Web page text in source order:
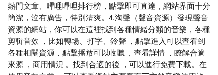
熱門文章、嗶哩嗶哩排行榜，點擊即可直達，網站界面十分
簡潔，沒有廣告，特別清爽。4.淘聲（聲音資源）發現聲音
資源的網站，你可以在這裡找到各種情緒分類的音樂，各種
剪輯音效 ，比如轉場、打字、鈴聲 ，點擊進入可以查看到
各種相關資源，點擊播放可以收聽 ，查看詳情 ，瞭解合適
來源 ，商用情況 。找到合適的後 ，可以進行免費下載。在